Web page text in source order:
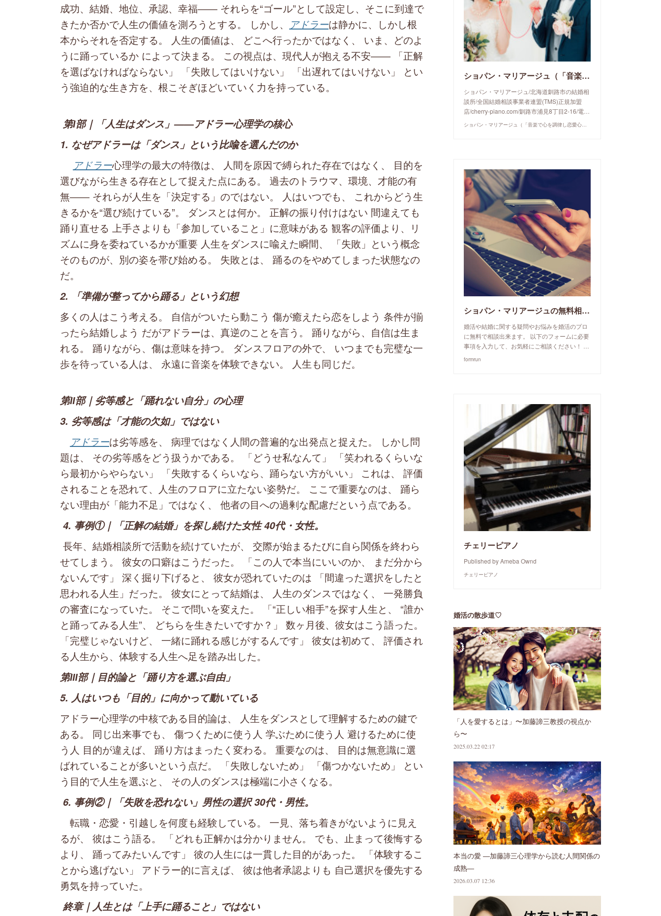
成功、結婚、地位、承認、幸福―― それらを“ゴール”として設定し、そこに到達で
きたか否かで人生の価値を測ろうとする。 しかし、
アドラーは静かに、しかし根
本からそれを否定する。 人生の価値は、 どこへ行ったかではなく、 いま、どのよ
うに踊っているか によって決まる。 この視点は、現代人が抱える不安―― 「正解
を選ばなければならない」 「失敗してはいけない」 「出遅れてはいけない」 とい
う強迫的な生き方を、根こそぎほどいていく力を持っている。
第Ⅰ部｜「人生はダンス」――アドラー心理学の核心
1. なぜアドラーは「ダンス」という比喩を選んだのか
アドラー心理学の最大の特徴は、 人間を原因で縛られた存在ではなく、 目的を
選びながら生きる存在として捉えた点にある。 過去のトラウマ、環境、才能の有
無―― それらが人生を「決定する」のではない。 人はいつでも、 これからどう生
きるかを“選び続けている”。 ダンスとは何か。 正解の振り付けはない 間違えても
踊り直せる 上手さよりも「参加していること」に意味がある 観客の評価より、リ
ズムに身を委ねているかが重要 人生をダンスに喩えた瞬間、 「失敗」という概念
そのものが、別の姿を帯び始める。 失敗とは、 踊るのをやめてしまった状態なの
だ。
2. 「準備が整ってから踊る」という幻想
多くの人はこう考える。 自信がついたら動こう 傷が癒えたら恋をしよう 条件が揃
ったら結婚しよう だがアドラーは、真逆のことを言う。 踊りながら、自信は生ま
れる。 踊りながら、傷は意味を持つ。 ダンスフロアの外で、 いつまでも完璧な一
歩を待っている人は、 永遠に音楽を体験できない。 人生も同じだ。
第Ⅱ部｜劣等感と「踊れない自分」の心理
3. 劣等感は「才能の欠如」ではない
アドラーは劣等感を、 病理ではなく人間の普遍的な出発点と捉えた。 しかし問
題は、 その劣等感をどう扱うかである。 「どうせ私なんて」 「笑われるくらいな
ら最初からやらない」 「失敗するくらいなら、踊らない方がいい」 これは、 評価
されることを恐れて、人生のフロアに立たない姿勢だ。 ここで重要なのは、 踊ら
ない理由が「能力不足」ではなく、 他者の目への過剰な配慮だという点である。
4. 事例①｜「正解の結婚」を探し続けた女性 40代・女性。
長年、結婚相談所で活動を続けていたが、 交際が始まるたびに自ら関係を終わら
せてしまう。 彼女の口癖はこうだった。 「この人で本当にいいのか、 まだ分から
ないんです」 深く掘り下げると、 彼女が恐れていたのは 「間違った選択をしたと
思われる人生」だった。 彼女にとって結婚は、 人生のダンスではなく、 一発勝負
の審査になっていた。 そこで問いを変えた。 「“正しい相手”を探す人生と、 “誰か
と踊ってみる人生”、 どちらを生きたいですか？」 数ヶ月後、彼女はこう語った。
「完璧じゃないけど、 一緒に踊れる感じがするんです」 彼女は初めて、 評価され
る人生から、体験する人生へ足を踏み出した。
第Ⅲ部｜目的論と「踊り方を選ぶ自由」
5. 人はいつも「目的」に向かって動いている
アドラー心理学の中核である目的論は、 人生をダンスとして理解するための鍵で
ある。 同じ出来事でも、 傷つくために使う人 学ぶために使う人 避けるために使
う人 目的が違えば、 踊り方はまったく変わる。 重要なのは、 目的は無意識に選
ばれていることが多いという点だ。 「失敗しないため」 「傷つかないため」 とい
う目的で人生を選ぶと、 その人のダンスは極端に小さくなる。
6. 事例②｜「失敗を恐れない」男性の選択 30代・男性。
転職・恋愛・引越しを何度も経験している。 一見、落ち着きがないように見え
るが、 彼はこう語る。 「どれも正解かは分かりません。 でも、止まって後悔する
より、 踊ってみたいんです」 彼の人生には一貫した目的があった。 「体験するこ
とから逃げない」 アドラー的に言えば、 彼は他者承認よりも 自己選択を優先する
勇気を持っていた。
終章｜人生とは「上手に踊ること」ではない
ショパン・マリアージュ（「音楽で心を調律し恋愛心理学でご縁を育てる」釧路市の結婚相談所）/ 全国結婚相談事業者連盟正規加盟店 / cherry-piano.com
ショパン・マリアージュ/北海道釧路市の結婚相
談所/全国結婚相談事業者連盟(TMS)正規加盟
店/cherry-piano.com/釧路市浦見8丁目2-16/電…
ショパン・マリアージュ（「音楽で心を調律し恋愛心理学でご縁を育てる」釧路市の結婚相談所）/ 全国結婚相談事業者連盟正規加盟店 / cherry-piano.com
ショパン・マリアージュの無料相談予約申込み
婚活や結婚に関する疑問やお悩みを婚活のプロ
に無料で相談出来ます。 以下のフォームに必要
事項を入力して、お気軽にご相談ください！ …
formrun
チェリーピアノ
Published by Ameba Ownd
チェリーピアノ
婚活の散歩道♡
「人を愛するとは」〜加藤諦三教授の視点か
ら〜
2025.03.22 02:17
本当の愛 ―加藤諦三心理学から読む人間関係の
成熟―
2026.03.07 12:36